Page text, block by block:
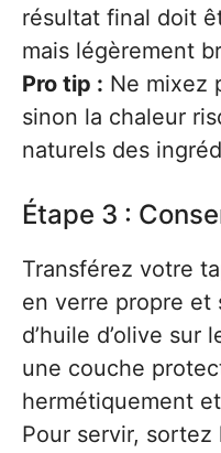
résultat final doit
mais légèrement
Pro tip : Ne mixez
sinon la chaleur
naturels des
Étape 3 :
Transférez votre
en verre propre
d’huile d’olive sur
une couche
hermétiquement
Pour servir, sortez